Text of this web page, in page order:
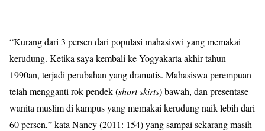
“Kurang dari 3 persen dari populasi mahasiswi yang memakai
kerudung. Ketika saya kembali ke Yogyakarta akhir tahun
1990an, terjadi perubahan yang dramatis. Mahasiswa perempuan
telah mengganti rok pendek (short skirts) bawah, dan presentase
wanita muslim di kampus yang memakai kerudung naik lebih dari
60 persen,” kata Nancy (2011: 154) yang sampai sekarang masih